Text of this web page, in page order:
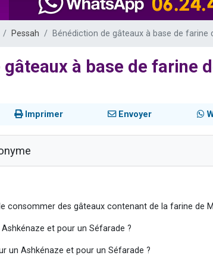
Pessah Bénédiction de gâteaux à base de farine
à base de farine
Imprimer Envoyer
consommer des gâteaux contenant de la farine de
et pour un Séfarade ?
un Ashkénaze et pour un Séfarade ?